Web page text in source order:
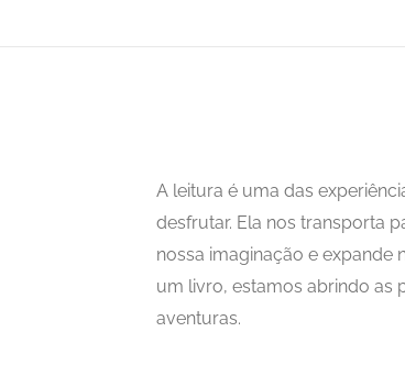
A leitura é uma das
desfrutar. Ela nos transporta
nossa imaginação e expande
um livro, estamos abrindo as
aventuras.